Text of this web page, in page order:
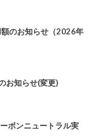
のお知らせ（2026年
お知らせ(変更)
ボンニュートラル実